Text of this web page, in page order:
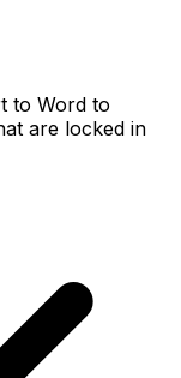
to Word to
are locked in